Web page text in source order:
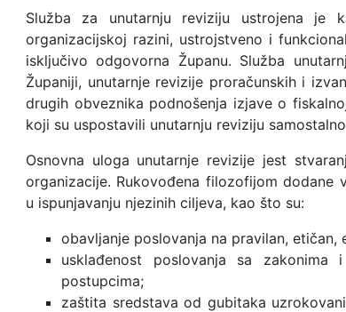
Služba za unutarnju reviziju ustrojena je
organizacijskoj razini, ustrojstveno i
isključivo odgovorna Županu. Služba
Županiji, unutarnje revizije proračunskih i
drugih obveznika podnošenja izjave o
koji su uspostavili unutarnju reviziju
Osnovna uloga unutarnje revizije jest
organizacije. Rukovođena filozofijom dodane
u ispunjavanju njezinih ciljeva, kao što su:
obavljanje poslovanja na pravilan,
usklađenost poslovanja sa zakonima
postupcima;
zaštita sredstava od gubitaka